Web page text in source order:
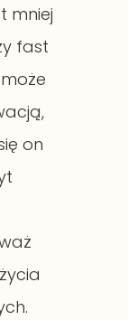
mniej
fast
on